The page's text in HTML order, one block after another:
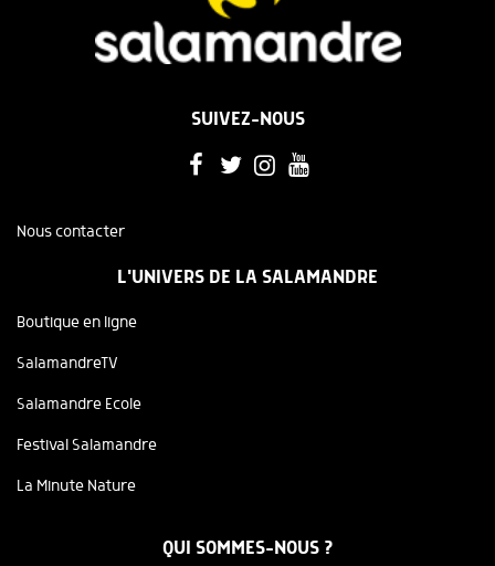
SUIVEZ-NOUS
Nous contacter
L'UNIVERS DE LA SALAMANDRE
Boutique en ligne
SalamandreTV
Salamandre Ecole
Festival Salamandre
La Minute Nature
QUI SOMMES-NOUS ?